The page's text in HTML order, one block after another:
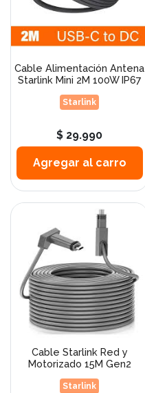
Cable Alimentación Antena
Starlink Mini 2M 100W IP67
Starlink
$ 29.990
Agregar al carro
Cable Starlink Red y
Motorizado 15M Gen2
Starlink